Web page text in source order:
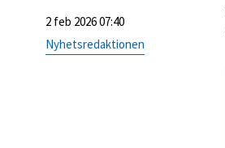
2 feb 2026 07:40
Nyhetsredaktionen